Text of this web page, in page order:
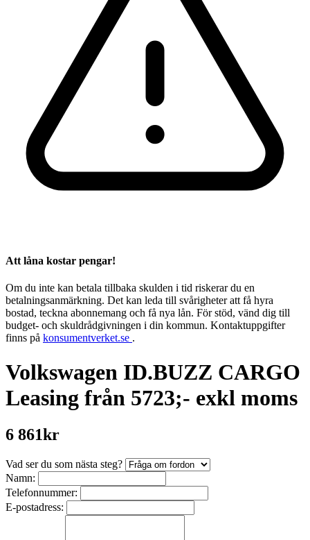
Att låna kostar pengar!
Om du inte kan betala tillbaka skulden i tid riskerar du en
betalningsanmärkning. Det kan leda till svårigheter att få hyra
bostad, teckna abonnemang och få nya lån. För stöd, vänd dig till
budget- och skuldrådgivningen i din kommun. Kontaktuppgifter
finns på konsumentverket.se .
Volkswagen ID.BUZZ CARGO
Leasing från 5723;- exkl moms
6 861kr
Vad ser du som nästa steg?
Namn:
Telefonnummer:
E-postadress: